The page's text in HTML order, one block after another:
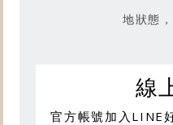
地狀態
線
官方帳號加入LINE